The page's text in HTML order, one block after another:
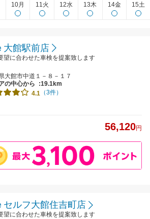
10月 11火 12水 13木 14金 15土
大館駅前店
望に合わせた車検を提案致します
大館市中道１－８－１７
の中心から
:19.1km
4.1 （3件）
56,120円
セルフ大館住吉町店
望に合わせた車検を提案致します